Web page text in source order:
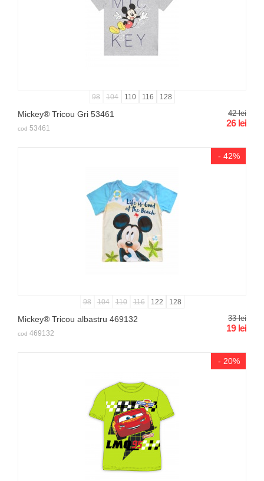
98 104 110 116 128
Mickey® Tricou Gri 53461 42 lei
26 lei
cod 53461
- 42%
98 104 110 116 122 128
Mickey® Tricou albastru 469132 33 lei
19 lei
cod 469132
- 20%